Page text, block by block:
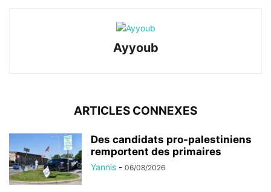
Ayyoub
ARTICLES CONNEXES
Des candidats pro-palestiniens
remportent des primaires
Yannis - 06/08/2026